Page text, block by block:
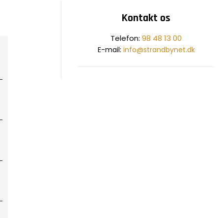
Kontakt os
​Telefon:98 48 13 00
E-mail: info@strandbynet.dk